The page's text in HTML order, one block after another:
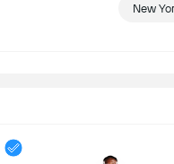
New